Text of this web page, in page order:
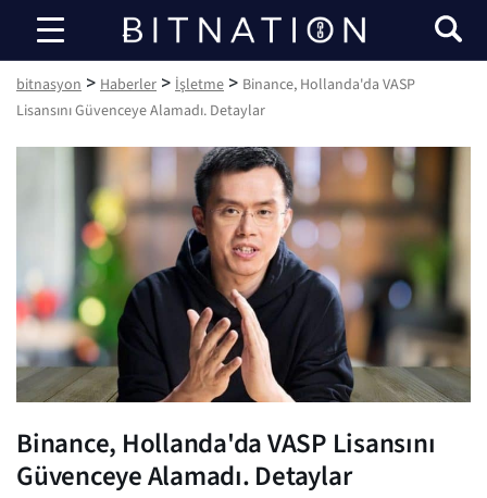
bitnasyon
bitnasyon > Haberler > İşletme > Binance, Hollanda'da VASP
Lisansını Güvenceye Alamadı. Detaylar
Binance, Hollanda'da VASP Lisansını
Güvenceye Alamadı. Detaylar